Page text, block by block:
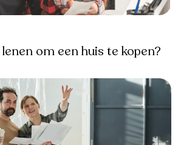
om een huis te kopen?